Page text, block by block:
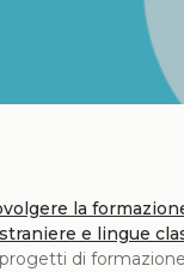
la
e lingue
di